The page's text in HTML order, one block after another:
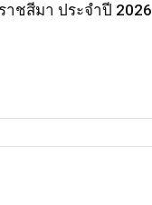
าชสีมา ประจำปี 2026